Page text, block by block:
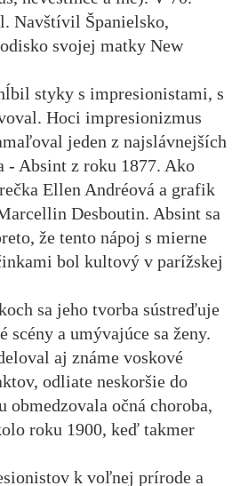
Navštívil Španielsko,
svojej matky New
styky s impresionistami, s
Hoci impresionizmus
jeden z najslávnejších
- Absint z roku 1877. Ako
Ellen Andréová a grafik
Desboutin. Absint sa
že tento nápoj s mierne
bol kultový v parížskej
sa jeho tvorba sústreďuje
scény a umývajúce sa ženy.
aj známe voskové
odliate neskoršie do
obmedzovala očná choroba,
roku 1900, keď takmer
k voľnej prírode a